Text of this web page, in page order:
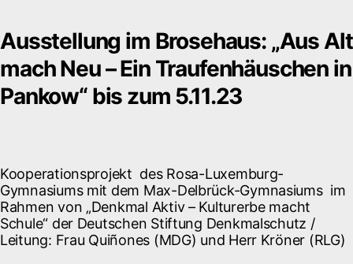
Ausstellung im Brosehaus: „Aus Alt
mach Neu – Ein Traufenhäuschen in
Pankow“ bis zum 5.11.23
Kooperationsprojekt des Rosa-Luxemburg-
Gymnasiums mit dem Max-Delbrück-Gymnasiums im
Rahmen von „Denkmal Aktiv – Kulturerbe macht
Schule“ der Deutschen Stiftung Denkmalschutz /
Leitung: Frau Quiñones (MDG) und Herr Kröner (RLG)